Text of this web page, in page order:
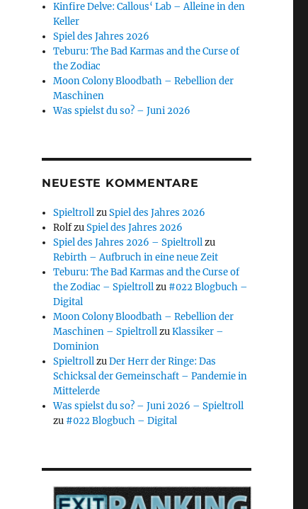
Kinfire Delve: Callous‘ Lab – Alleine in den
Keller
Spiel des Jahres 2026
Teburu: The Bad Karmas and the Curse of
the Zodiac
Moon Colony Bloodbath – Rebellion der
Maschinen
Was spielst du so? – Juni 2026
NEUESTE KOMMENTARE
SpieltrollzuSpiel des Jahres 2026
RolfzuSpiel des Jahres 2026
Spiel des Jahres 2026 – Spieltrollzu
Rebirth – Aufbruch in eine neue Zeit
Teburu: The Bad Karmas and the Curse of
the Zodiac – Spieltrollzu #022 Blogbuch –
Digital
Moon Colony Bloodbath – Rebellion der
Maschinen – SpieltrollzuKlassiker –
Dominion
SpieltrollzuDer Herr der Ringe: Das
Schicksal der Gemeinschaft – Pandemie in
Mittelerde
Was spielst du so? – Juni 2026 – Spieltroll
zu #022 Blogbuch – Digital